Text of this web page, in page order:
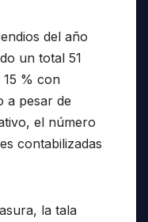
del año
un total 51
15 % con
a pesar de
el número
contabilizadas
la tala